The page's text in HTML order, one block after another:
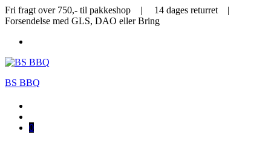
Fri fragt over 750,- til pakkeshop | 14 dages returret |
Forsendelse med GLS, DAO eller Bring
BS BBQ
0